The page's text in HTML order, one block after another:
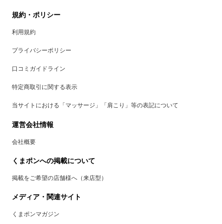
規約・ポリシー
利用規約
プライバシーポリシー
口コミガイドライン
特定商取引に関する表示
当サイトにおける「マッサージ」「肩こり」等の表記について
運営会社情報
会社概要
くまポンへの掲載について
掲載をご希望の店舗様へ（来店型）
メディア・関連サイト
くまポンマガジン